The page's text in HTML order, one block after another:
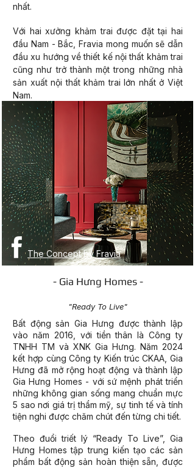
The Concept by Fravia
nhất.
Với hai xưởng khảm trai được đặt tại hai
đầu Nam - Bắc, Fravia mong muốn sẽ dẫn
đầu xu hướng về thiết kế nội thất khảm trai
cũng như trở thành một trong những nhà
sản xuất nội thất khảm trai lớn nhất ở Việt
Nam.
- Gia Hưng Homes -
"Ready To Live"
Bất động sản Gia Hưng được thành lập
vào năm 2016, với tiền thân là Công ty
TNHH TM và XNK Gia Hưng. Năm 2024
kết hợp cùng Công ty Kiến trúc CKAA, Gia
Hưng đã mở rộng hoạt động và thành lập
Gia Hưng Homes - với sứ mệnh phát triển
những không gian sống mang chuẩn mực
5 sao nơi giá trị thẩm mỹ, sự tinh tế và tính
tiện nghi được chăm chút đến từng chi tiết.
Theo đuổi triết lý “Ready To Live”, Gia
Hưng Homes tập trung kiến tạo các sản
phẩm bất động sản hoàn thiện sẵn, được